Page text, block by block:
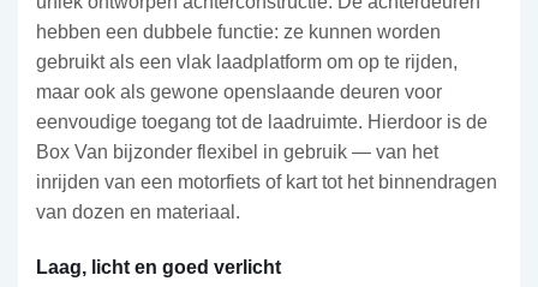
hebben een dubbele functie: ze kunnen worden
gebruikt als een vlak laadplatform om op te rijden,
maar ook als gewone openslaande deuren voor
eenvoudige toegang tot de laadruimte. Hierdoor is de
Box Van bijzonder flexibel in gebruik — van het
inrijden van een motorfiets of kart tot het binnendragen
van dozen en materiaal.
Laag, licht en goed verlicht